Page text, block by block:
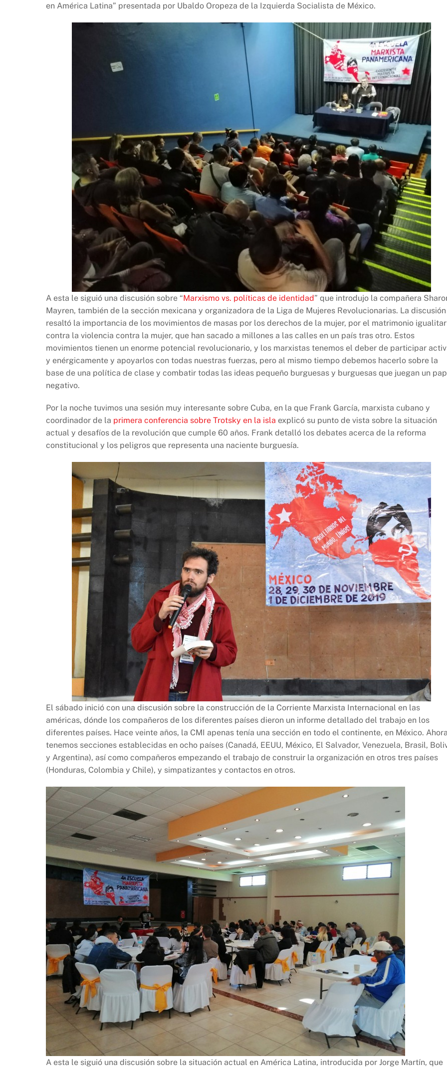
en América Latina” presentada por Ubaldo Oropeza de la Izquierda Socialista de México.
A esta le siguió una discusión sobre “Marxismo vs. políticas de identidad” que introdujo la compañera
Mayren, también de la sección mexicana y organizadora de la Liga de Mujeres Revolucionarias. La discusión
resaltó la importancia de los movimientos de masas por los derechos de la mujer, por el matrimonio
contra la violencia contra la mujer, que han sacado a millones a las calles en un país tras otro. Estos
movimientos tienen un enorme potencial revolucionario, y los marxistas tenemos el deber de participar
y enérgicamente y apoyarlos con todas nuestras fuerzas, pero al mismo tiempo debemos hacerlo sobre la
base de una política de clase y combatir todas las ideas pequeño burguesas y burguesas que juegan un
negativo.
Por la noche tuvimos una sesión muy interesante sobre Cuba, en la que Frank García, marxista cubano y
coordinador de la primera conferencia sobre Trotsky en la isla explicó su punto de vista sobre la situación
actual y desafíos de la revolución que cumple 60 años. Frank detalló los debates acerca de la reforma
constitucional y los peligros que representa una naciente burguesía.
El sábado inició con una discusión sobre la construcción de la Corriente Marxista Internacional en las
américas, dónde los compañeros de los diferentes países dieron un informe detallado del trabajo en los
diferentes países. Hace veinte años, la CMI apenas tenía una sección en todo el continente, en México.
tenemos secciones establecidas en ocho países (Canadá, EEUU, México, El Salvador, Venezuela, Brasil,
y Argentina), así como compañeros empezando el trabajo de construir la organización en otros tres países
(Honduras, Colombia y Chile), y simpatizantes y contactos en otros.
A esta le siguió una discusión sobre la situación actual en América Latina, introducida por Jorge Martín, que